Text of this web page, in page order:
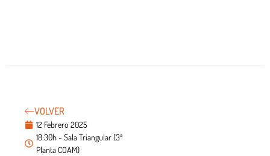
VOLVER
12 Febrero 2025
18:30h - Sala Triangular (3ª
Planta COAM)